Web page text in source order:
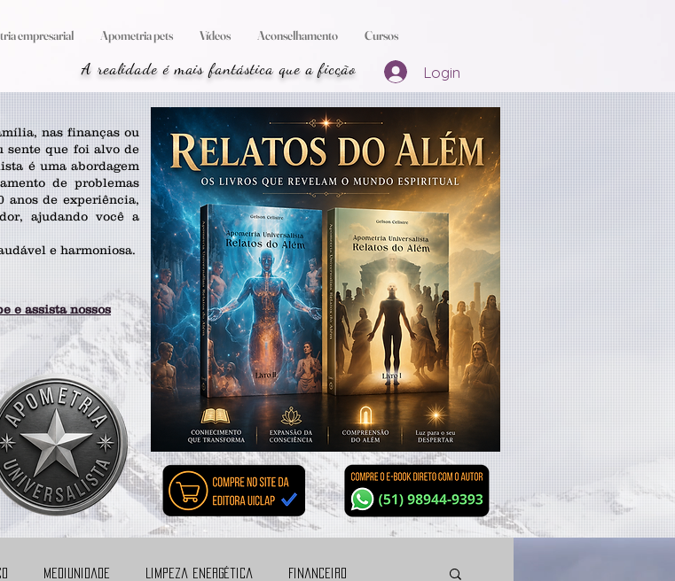
empresarial Apometria pets Vídeos Aconselhamento Cursos
A realidade é mais fantástica que a ficção Login
nas finanças ou
sente que foi alvo de
é uma abordagem
de problemas
anos de experiência,
ajudando você a
e harmoniosa.
e assista nossos
Mediunidade Limpeza energética Financeiro